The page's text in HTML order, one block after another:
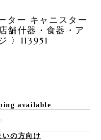
ー キャニスター
舗什器・食器・ア
〉113951
available
いの方向け